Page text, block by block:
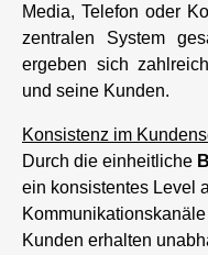
Media, Telefon oder
zentralen System
ergeben sich
und seine Kunden.
Konsistenz im
Durch die einheitliche
ein konsistentes Level
Kunden erhalten